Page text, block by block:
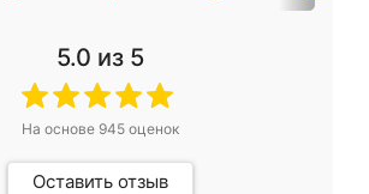
5.0 из 5
На основе 945оценок
Оставить отзыв